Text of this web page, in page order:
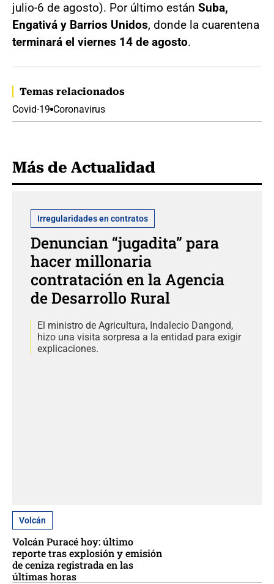
julio-6 de agosto). Por último están Suba,
Engativá y Barrios Unidos, donde la cuarentena
terminará el viernes 14 de agosto.
Temas relacionados
Covid-19 Coronavirus
Más de Actualidad
Irregularidades en contratos
Denuncian “jugadita” para
hacer millonaria
contratación en la Agencia
de Desarrollo Rural
El ministro de Agricultura, Indalecio Dangond,
hizo una visita sorpresa a la entidad para exigir
explicaciones.
Volcán
Volcán Puracé hoy: último
reporte tras explosión y emisión
de ceniza registrada en las
últimas horas